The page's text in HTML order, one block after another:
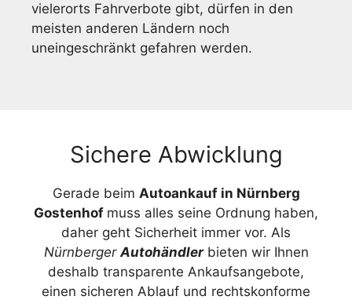
vielerorts Fahrverbote gibt, dürfen in den
meisten anderen Ländern noch
uneingeschränkt gefahren werden.
Sichere Abwicklung
Gerade beim Autoankauf in Nürnberg
Gostenhof muss alles seine Ordnung haben,
daher geht Sicherheit immer vor. Als
Nürnberger Autohändlerbieten wir Ihnen
deshalb transparente Ankaufsangebote,
einen sicheren Ablauf und rechtskonforme